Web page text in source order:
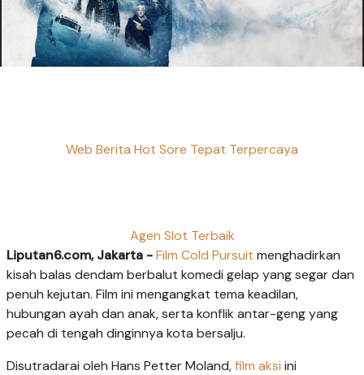
Web Berita Hot Sore Tepat Terpercaya
Agen Slot Terbaik
Liputan6.com, Jakarta -Film Cold Pursuit menghadirkan
kisah balas dendam berbalut komedi gelap yang segar dan
penuh kejutan. Film ini mengangkat tema keadilan,
hubungan ayah dan anak, serta konflik antar-geng yang
pecah di tengah dinginnya kota bersalju.
Disutradarai oleh Hans Petter Moland,film aksi ini